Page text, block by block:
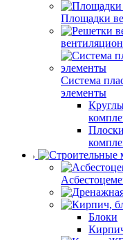
Площадки
Система
элементы
Блоки